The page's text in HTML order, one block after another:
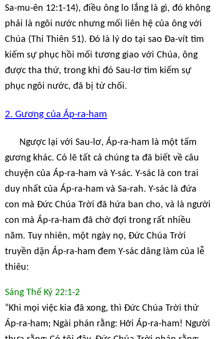
Sa-mu-ên 12:1-14), điều ông lo lắng là gì, đó không
phải là ngôi nước nhưng mối liên hệ của ông với
Chúa (Thi Thiên 51). Đó là lý do tại sao Đa-vít tìm
kiếm sự phục hồi mối tương giao với Chúa, ông
được tha thứ, trong khi đó Sau-lơ tìm kiếm sự
phục ngôi nước, đã bị từ chối.
2. Gương của Áp-ra-ham
Ngược lại với Sau-lơ, Áp-ra-ham là một tấm
gương khác. Có lẽ tất cả chúng ta đã biết về câu
chuyện của Áp-ra-ham và Y-sác. Y-sác là con trai
duy nhất của Áp-ra-ham và Sa-rah. Y-sác là đứa
con mà Đức Chúa Trời đã hứa ban cho, và là người
con mà Áp-ra-ham đã chờ đợi trong rất nhiều
năm. Tuy nhiên, một ngày nọ, Đức Chúa Trời
truyền dặn Áp-ra-ham đem Y-sác dâng làm của lễ
thiêu:
Sáng Thế Ký 22:1-2
“Khi mọi việc kia đã xong, thì Đức Chúa Trời thử
Áp-ra-ham; Ngài phán rằng: Hỡi Áp-ra-ham! Người